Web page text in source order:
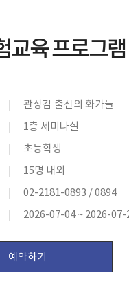
교육 프로그램
관상감 출신의 화가들
1층 세미나실
초등학생
15명 내외
02-2181-0893 / 0894
2026-07-04 ~ 2026-07-
예약하기